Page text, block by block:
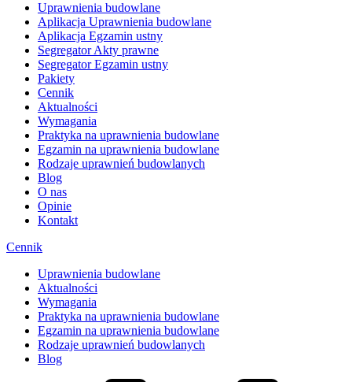
Uprawnienia budowlane
Aplikacja Uprawnienia budowlane
Aplikacja Egzamin ustny
Segregator Akty prawne
Segregator Egzamin ustny
Pakiety
Cennik
Aktualności
Wymagania
Praktyka na uprawnienia budowlane
Egzamin na uprawnienia budowlane
Rodzaje uprawnień budowlanych
Blog
O nas
Opinie
Kontakt
Cennik
Uprawnienia budowlane
Aktualności
Wymagania
Praktyka na uprawnienia budowlane
Egzamin na uprawnienia budowlane
Rodzaje uprawnień budowlanych
Blog